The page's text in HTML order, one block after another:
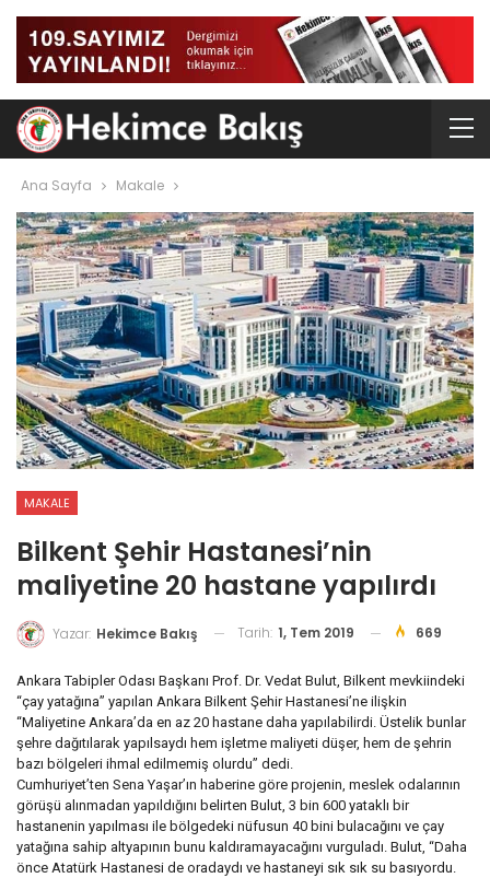
Ana Sayfa Makale
MAKALE
Bilkent Şehir Hastanesi’nin
maliyetine 20 hastane yapılırdı
Yazar: Hekimce Bakış Tarih: 1, Tem 2019 669
Ankara Tabipler Odası Başkanı Prof. Dr. Vedat Bulut, Bilkent mevkiindeki
“çay yatağına” yapılan Ankara Bilkent Şehir Hastanesi’ne ilişkin
“Maliyetine Ankara’da en az 20 hastane daha yapılabilirdi. Üstelik bunlar
şehre dağıtılarak yapılsaydı hem işletme maliyeti düşer, hem de şehrin
bazı bölgeleri ihmal edilmemiş olurdu” dedi.
Cumhuriyet’ten Sena Yaşar’ın haberine göre projenin, meslek odalarının
görüşü alınmadan yapıldığını belirten Bulut, 3 bin 600 yataklı bir
hastanenin yapılması ile bölgedeki nüfusun 40 bini bulacağını ve çay
yatağına sahip altyapının bunu kaldıramayacağını vurguladı. Bulut, “Daha
önce Atatürk Hastanesi de oradaydı ve hastaneyi sık sık su basıyordu.